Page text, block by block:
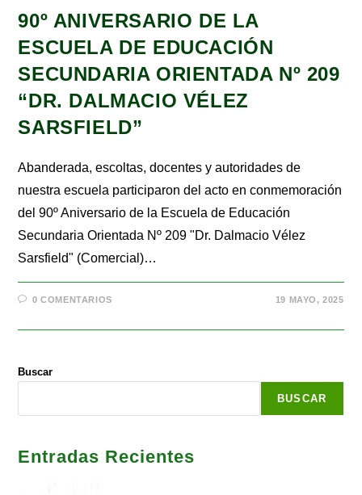
90º ANIVERSARIO DE LA
ESCUELA DE EDUCACIÓN
SECUNDARIA ORIENTADA Nº 209
“DR. DALMACIO VÉLEZ
SARSFIELD”
Abanderada, escoltas, docentes y autoridades de
nuestra escuela participaron del acto en conmemoración
del 90º Aniversario de la Escuela de Educación
Secundaria Orientada Nº 209 "Dr. Dalmacio Vélez
Sarsfield" (Comercial)…
0 COMENTARIOS 19 MAYO, 2025
Buscar
BUSCAR
Entradas Recientes